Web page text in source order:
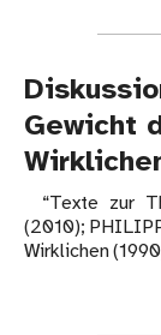
Gewicht
“Texte zur
(2010);
Wirklichen